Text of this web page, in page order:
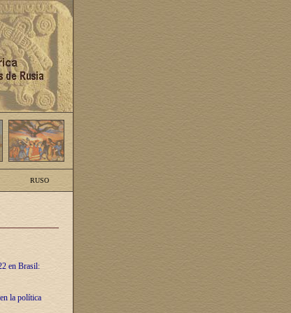
RUSO
en Brasil:
la política